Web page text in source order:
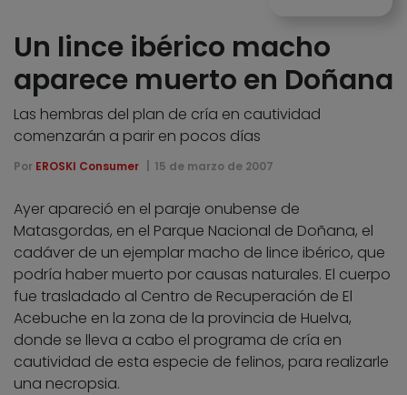
Un lince ibérico macho
aparece muerto en Doñana
Las hembras del plan de cría en cautividad
comenzarán a parir en pocos días
Por EROSKI Consumer 15 de marzo de 2007
Ayer apareció en el paraje onubense de
Matasgordas, en el Parque Nacional de Doñana, el
cadáver de un ejemplar macho de lince ibérico, que
podría haber muerto por causas naturales. El cuerpo
fue trasladado al Centro de Recuperación de El
Acebuche en la zona de la provincia de Huelva,
donde se lleva a cabo el programa de cría en
cautividad de esta especie de felinos, para realizarle
una necropsia.